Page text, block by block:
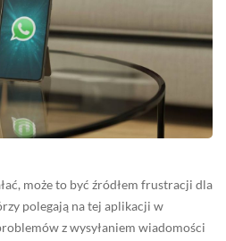
może to być źródłem frustracji dla
polegają na tej aplikacji w
z wysyłaniem wiadomości